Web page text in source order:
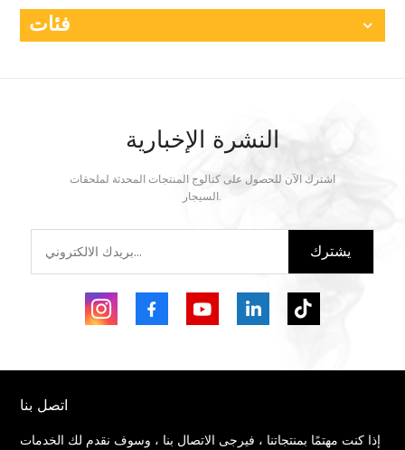
فئات
النشرة الإخبارية
اشترك الآن للحصول على كتالوج المنتجات المحدثة لملحقات
السيجار.
يشترك
اتصل بنا
إذا كنت مهتمًا بمنتجاتنا ، فيرجى الاتصال بنا ، وسوف نقدم لك الخدمات